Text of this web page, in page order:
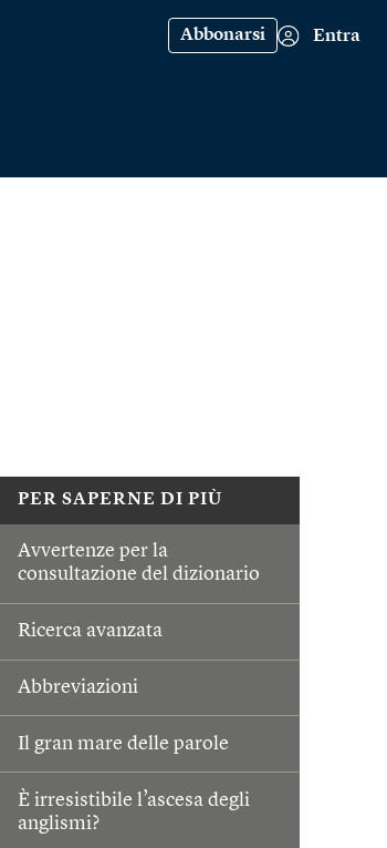
Abbonarsi Entra
PER SAPERNE DI PIÙ
Avvertenze per la
consultazione del dizionario
Ricerca avanzata
Abbreviazioni
Il gran mare delle parole
È irresistibile l’ascesa degli
anglismi?